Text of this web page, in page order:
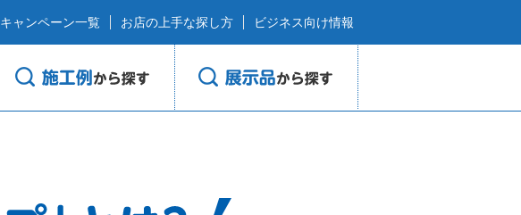
キャンペーン一覧 お店の上手な探し方 ビジネス向け情報